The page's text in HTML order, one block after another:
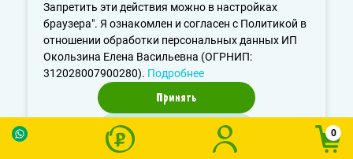
Запретить эти действия можно в настройках
браузера". Я ознакомлен и согласен с Политикой в
отношении обработки персональных данных ИП
Окользина Елена Васильевна (ОГРНИП:
312028007900280). Подробнее
Принять
0